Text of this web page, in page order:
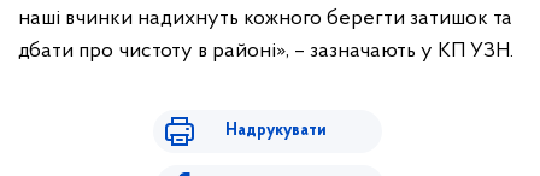
наші вчинки надихнуть кожного берегти затишок та
дбати про чистоту в районі», – зазначають у КП УЗН.
Надрукувати